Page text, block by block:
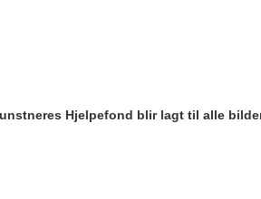
Hjelpefond blir lagt til alle